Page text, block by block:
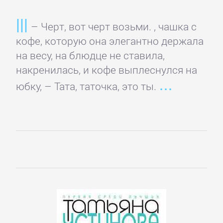
– Черт, вот черт возьми. , чашка с
кофе, которую она элегантно держала
на весу, на блюдце не ставила,
накренилась, и кофе выплеснулся на
юбку, – Тата, таточка, это ты.
Советская
литература
Старинная
ЛИТЕРАТУРА